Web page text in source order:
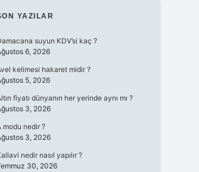
YAZILAR
suyun KDV’si kaç ?
6, 2026
kelimesi hakaret midir ?
5, 2026
fiyatı dünyanın her yerinde aynı mı ?
3, 2026
modu nedir ?
3, 2026
nedir nasıl yapılır ?
30, 2026